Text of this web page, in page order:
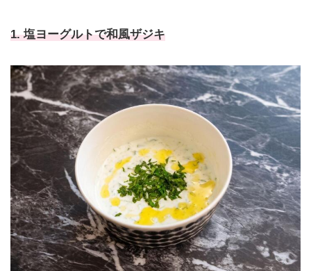
1. 塩ヨーグルトで和風ザジキ